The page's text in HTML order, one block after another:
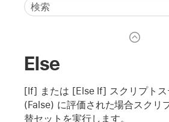
Else
[If] または [Else If] スクリプトス
(False) に評価された場合スクリ
替セットを実行します。